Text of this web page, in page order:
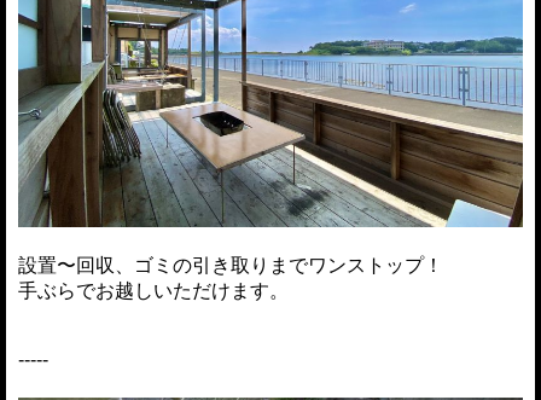
設置〜回収、ゴミの引き取りまでワンストップ！
手ぶらでお越しいただけます。
-----